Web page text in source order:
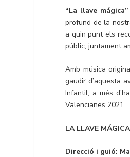
“La llave mágica”
profund de la
a quin punt els
públic, juntament
Amb música
gaudir d’aquesta
Infantil, a més
Valencianes 2021.
LA LLAVE MÁGICA
Direcció i guió: